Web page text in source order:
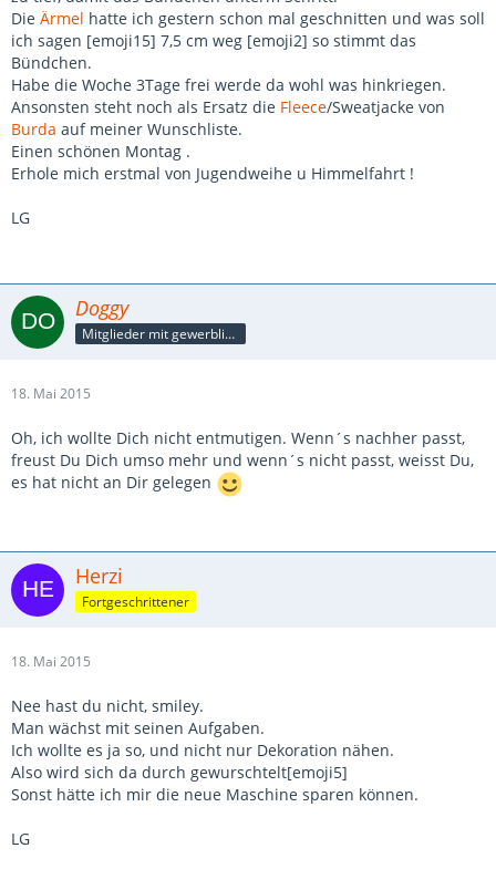
Die Ärmel hatte ich gestern schon mal geschnitten und was soll
ich sagen [emoji15] 7,5 cm weg [emoji2] so stimmt das
Bündchen.
Habe die Woche 3Tage frei werde da wohl was hinkriegen.
Ansonsten steht noch als Ersatz die Fleece/Sweatjacke von
Burda auf meiner Wunschliste.
Einen schönen Montag .
Erhole mich erstmal von Jugendweihe u Himmelfahrt !
LG
Doggy
Mitglieder mit gewerblicher Verbindung, auch als Mitarbeiter/in
18. Mai 2015
Oh, ich wollte Dich nicht entmutigen. Wenn´s nachher passt,
freust Du Dich umso mehr und wenn´s nicht passt, weisst Du,
es hat nicht an Dir gelegen
Herzi
Fortgeschrittener
18. Mai 2015
Nee hast du nicht, smiley.
Man wächst mit seinen Aufgaben.
Ich wollte es ja so, und nicht nur Dekoration nähen.
Also wird sich da durch gewurschtelt[emoji5]
Sonst hätte ich mir die neue Maschine sparen können.
LG